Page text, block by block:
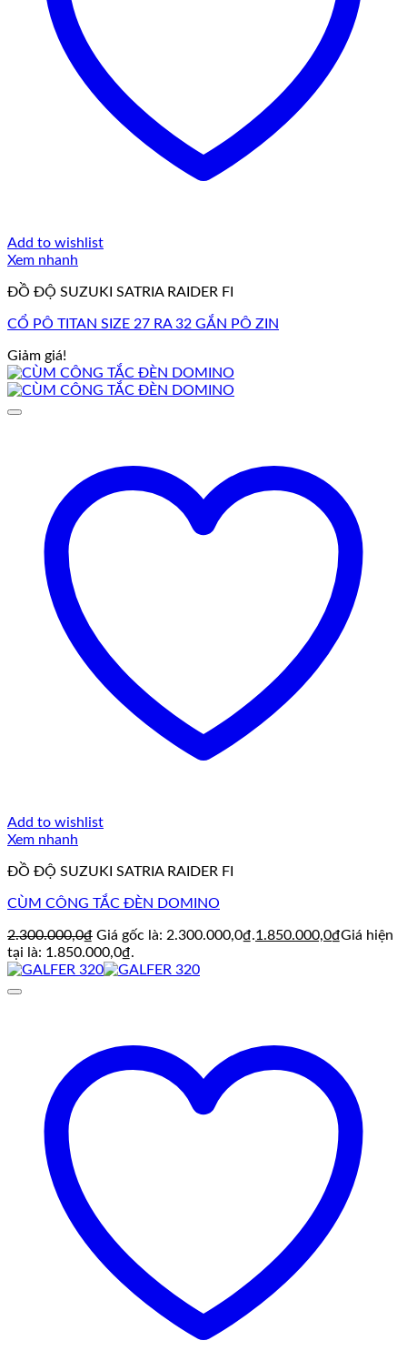
Add to wishlist
Xem nhanh
ĐỒ ĐỘ SUZUKI SATRIA RAIDER FI
CỔ PÔ TITAN SIZE 27 RA 32 GẮN PÔ ZIN
Giảm giá!
Add to wishlist
Xem nhanh
ĐỒ ĐỘ SUZUKI SATRIA RAIDER FI
CÙM CÔNG TẮC ĐÈN DOMINO
2.300.000,0₫ Giá gốc là: 2.300.000,0₫.1.850.000,0₫Giá hiện
tại là: 1.850.000,0₫.